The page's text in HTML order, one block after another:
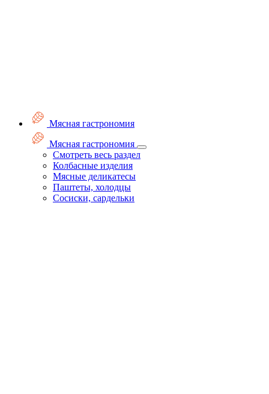
Мясная гастрономия
Мясная гастрономия
Смотреть весь раздел
Колбасные изделия
Мясные деликатесы
Паштеты, холодцы
Сосиски, сардельки